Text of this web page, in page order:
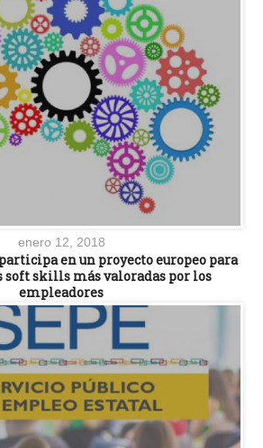
enero 12, 2018
en un proyecto europeo para
skills más valoradas por los
empleadores